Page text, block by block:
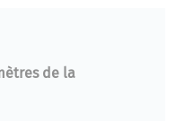
de la